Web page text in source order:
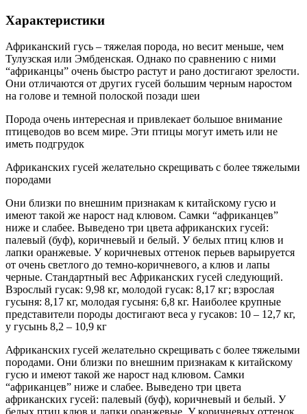
Характеристики
Африканский гусь – тяжелая порода, но весит меньше, чем
Тулузская или Эмбденская. Однако по сравнению с ними
“африканцы” очень быстро растут и рано достигают зрелости.
Они отличаются от других гусей большим черным наростом
на голове и темной полоской позади шеи
Порода очень интересная и привлекает большое внимание
птицеводов во всем мире. Эти птицы могут иметь или не
иметь подгрудок
Африканских гусей желательно скрещивать с более тяжелыми
породами
Они близки по внешним признакам к китайскому гусю и
имеют такой же нарост над клювом. Самки “африканцев”
ниже и слабее. Выведено три цвета африканских гусей:
палевый (буф), коричневый и белый. У белых птиц клюв и
лапки оранжевые. У коричневых оттенок перьев варьируется
от очень светлого до темно-коричневого, а клюв и лапы
черные. Стандартный вес Африканских гусей следующий.
Взрослый гусак: 9,98 кг, молодой гусак: 8,17 кг; взрослая
гусыня: 8,17 кг, молодая гусыня: 6,8 кг. Наиболее крупные
представители породы достигают веса у гусаков: 10 – 12,7 кг,
у гусынь 8,2 – 10,9 кг
Африканских гусей желательно скрещивать с более тяжелыми
породами. Они близки по внешним признакам к китайскому
гусю и имеют такой же нарост над клювом. Самки
“африканцев” ниже и слабее. Выведено три цвета
африканских гусей: палевый (буф), коричневый и белый. У